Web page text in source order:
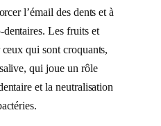
l’émail des dents et à
Les fruits et
qui sont croquants,
qui joue un rôle
et la neutralisation